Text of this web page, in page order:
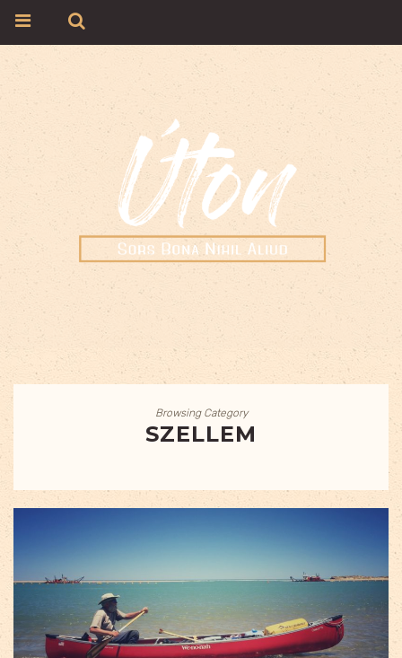
Browsing Category
SZELLEM